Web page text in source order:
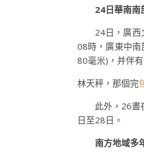
24日華南南
24日，廣西
08時，廣東中南
80毫米)，并伴
林天秤，那個完
此外，26晝
日至28日。
南方地域多